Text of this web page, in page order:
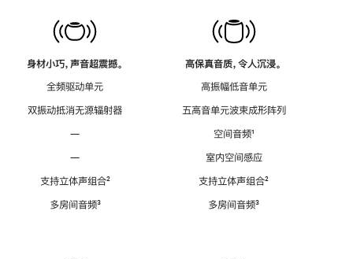
身材小巧，声音超震撼。
全频驱动单元
双振动抵消无源辐射器
—
—
支持立体声组合脚
²
多房间音频脚
³
高保真音质，令人沉浸。
高振幅低音单元
五高音单元波束成形阵列
空间音频脚
¹
室内空间感应
支持立体声组合脚
²
多房间音频脚
³